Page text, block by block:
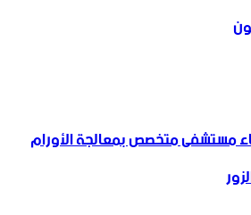
‌‏مستشفى متخصص بمعالجة الأورام